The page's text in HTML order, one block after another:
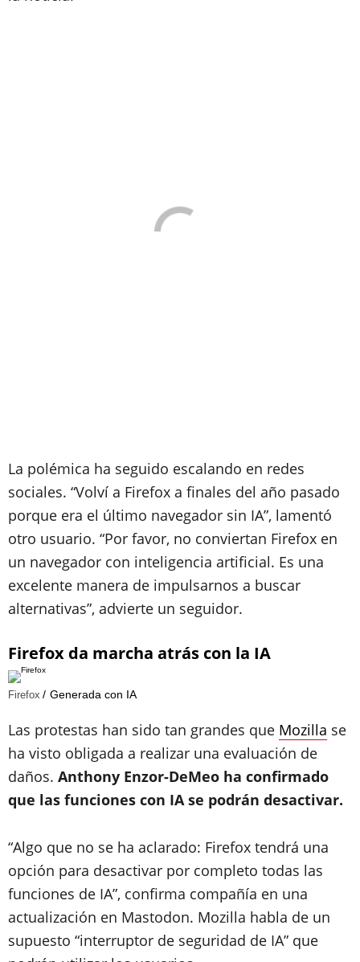
La polémica ha seguido escalando en redes
sociales. “Volví a Firefox a finales del año pasado
porque era el último navegador sin IA”, lamentó
otro usuario. “Por favor, no conviertan Firefox en
un navegador con inteligencia artificial. Es una
excelente manera de impulsarnos a buscar
alternativas”, advierte un seguidor.
Firefox da marcha atrás con la IA
Firefox Generada con IA
Las protestas han sido tan grandes que Mozilla se
ha visto obligada a realizar una evaluación de
daños. Anthony Enzor-DeMeo ha confirmado
que las funciones con IA se podrán desactivar.
“Algo que no se ha aclarado: Firefox tendrá una
opción para desactivar por completo todas las
funciones de IA”, confirma compañía en una
actualización en Mastodon. Mozilla habla de un
supuesto “interruptor de seguridad de IA” que